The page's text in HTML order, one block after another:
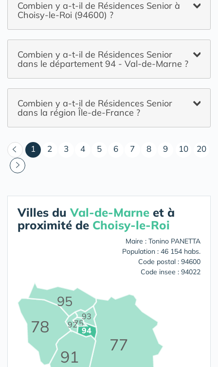
Combien y a-t-il de Résidences Senior à
Choisy-le-Roi (94600) ?
Combien y a-t-il de Résidences Senior
dans le département 94 - Val-de-Marne ?
Combien y a-t-il de Résidences Senior
dans la région Île-de-France ?
1 (courant)
2 3 4 5 6 7 8 9 10 20
Villes duVal-de-Marne et à
proximité de Choisy-le-Roi
Maire : Tonino PANETTA
Population : 46 154 habs.
Code postal : 94600
Code insee : 94022
75
77
78
91
92
93
94
95